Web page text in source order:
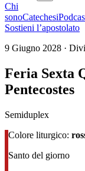
Chi
sonoCatechesi
Sostieni l’apostolato
9 Giugno 2028 ·
Feria Sexta
Pentecostes
Semiduplex
Colore liturgico:
Santo del giorno